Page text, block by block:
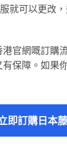
就可以更改
官網嘅訂購
保障。如果
即訂購日本